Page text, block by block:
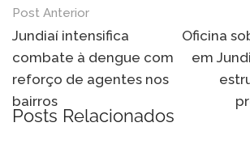
Navegação
de
Post
Post Anterior
Jundiaí intensifica
combate à dengue com
reforço de agentes nos
bairros
Oficina
em
Posts Relacionados